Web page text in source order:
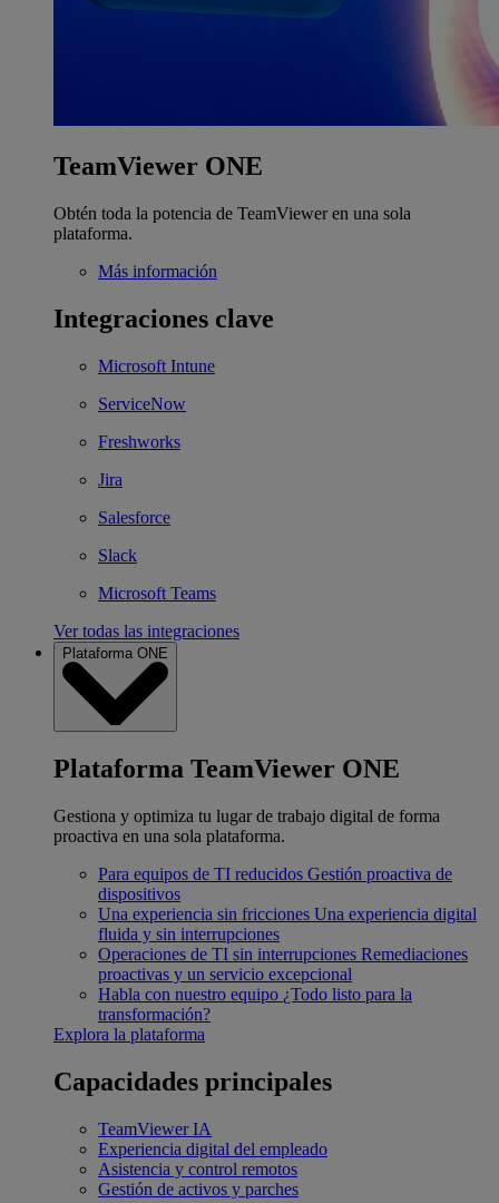
TeamViewer ONE
Obtén toda la potencia de TeamViewer en una sola
plataforma.
Más información
Integraciones clave
Microsoft Intune
ServiceNow
Freshworks
Jira
Salesforce
Slack
Microsoft Teams
Ver todas las integraciones
Plataforma ONE
Plataforma TeamViewer ONE
Gestiona y optimiza tu lugar de trabajo digital de forma
proactiva en una sola plataforma.
Para equipos de TI reducidos Gestión proactiva de
dispositivos
Una experiencia sin fricciones Una experiencia digital
fluida y sin interrupciones
Operaciones de TI sin interrupciones Remediaciones
proactivas y un servicio excepcional
Habla con nuestro equipo ¿Todo listo para la
transformación?
Explora la plataforma
Capacidades principales
TeamViewer IA
Experiencia digital del empleado
Asistencia y control remotos
Gestión de activos y parches